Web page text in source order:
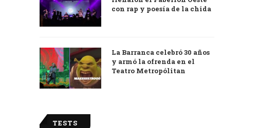
con rap y poesía de la chida
La Barranca celebró 30 años
y armó la ofrenda en el
Teatro Metropólitan
TESTS